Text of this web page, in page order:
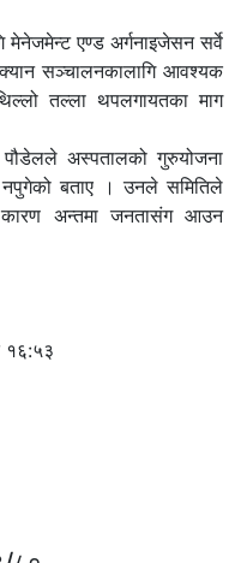
एण्ड अर्गनाइजेसन सर्वे
सञ्चालनकालागि आवश्यक
तल्ला थपलगायतका माग
अस्पतालको गुरुयोजना
नपुगेको बताए । उनले समितिले
अन्तमा जनतासंग आउन
१६:५३